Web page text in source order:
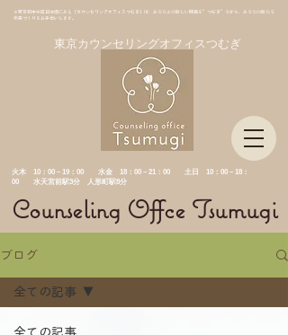
＊東京都中央区日本橋にある「カウンセリングオフィスつむぎ」は、あなたとの新しい関係を”つむぎ”ながら、あなたの新たな
未来づくりをお手伝いします。
東京カウンセリングオフィスつむぎ
​火木 10：00－19：00 水金 18：00－21：00 土日 10：00－18：
00 水天宮前駅3分 人形町駅8分
Counseling Offce Tsumugi
ブログ
全ての記事
全ての記事